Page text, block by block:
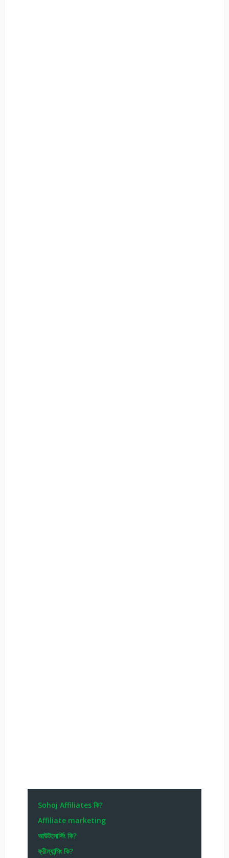
Sohoj Affiliates কি?
Affiliate marketing
আউটসোর্সিং কি?
ফ্রীল্যান্সিং কি?